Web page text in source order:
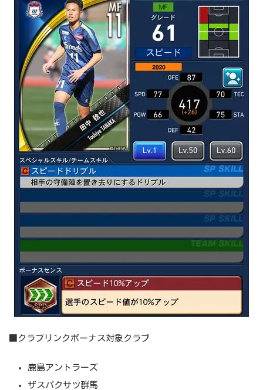
■クラブリンクボーナス対象クラブ
鹿島アントラーズ
ザスパクサツ群馬